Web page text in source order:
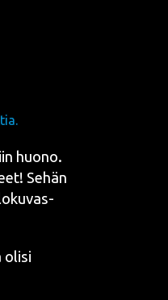
huo­no.
Sehän
oli­si